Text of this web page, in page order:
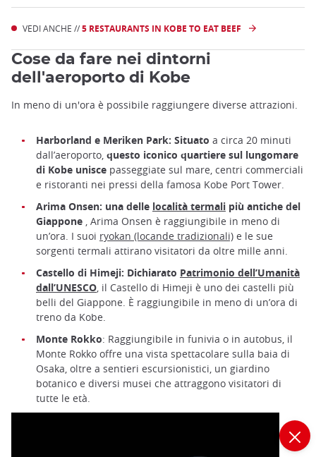
VEDI ANCHE //5 RESTAURANTS IN KOBE TO EAT BEEF
Cose da fare nei dintorni
dell'aeroporto di Kobe
In meno di un'ora è possibile raggiungere diverse attrazioni.
Harborland e Meriken Park: Situato a circa 20 minuti
dall’aeroporto, questo iconico quartiere sul lungomare
di Kobe unisce passeggiate sul mare, centri commerciali
e ristoranti nei pressi della famosa Kobe Port Tower.
Arima Onsen: una delle località termali più antiche del
Giappone , Arima Onsen è raggiungibile in meno di
un’ora. I suoi ryokan (locande tradizionali) e le sue
sorgenti termali attirano visitatori da oltre mille anni.
Castello di Himeji: Dichiarato Patrimonio dell’Umanità
dall’UNESCO, il Castello di Himeji è uno dei castelli più
belli del Giappone. È raggiungibile in meno di un’ora di
treno da Kobe.
Monte Rokko: Raggiungibile in funivia o in autobus, il
Monte Rokko offre una vista spettacolare sulla baia di
Osaka, oltre a sentieri escursionistici, un giardino
botanico e diversi musei che attraggono visitatori di
tutte le età.